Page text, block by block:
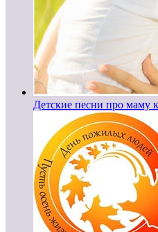
Детские песни про маму